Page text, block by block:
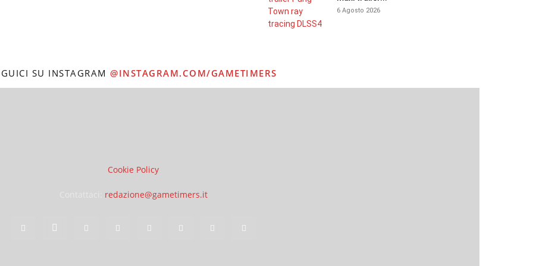
6 Agosto 2026
SU INSTAGRAM @INSTAGRAM.COM/GAMETIMERS
Cookie Policy
redazione@gametimers.it